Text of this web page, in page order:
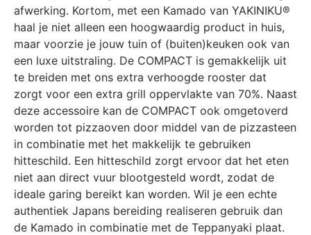
afwerking. Kortom, met een Kamado van YAKINIKU®
haal je niet alleen een hoogwaardig product in huis,
maar voorzie je jouw tuin of (buiten)keuken ook van
een luxe uitstraling. De COMPACT is gemakkelijk uit
te breiden met ons extra verhoogde rooster dat
zorgt voor een extra grill oppervlakte van 70%. Naast
deze accessoire kan de COMPACT ook omgetoverd
worden tot pizzaoven door middel van de pizzasteen
in combinatie met het makkelijk te gebruiken
hitteschild. Een hitteschild zorgt ervoor dat het eten
niet aan direct vuur blootgesteld wordt, zodat de
ideale garing bereikt kan worden. Wil je een echte
authentiek Japans bereiding realiseren gebruik dan
de Kamado in combinatie met de Teppanyaki plaat.